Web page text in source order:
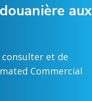
aux
et de
Commercial